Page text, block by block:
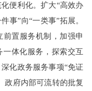
便利化。扩大“高效办
事”向“一类事”拓展。
置服务机制，加强申
一体化服务，探索交互
化政务服务事项“免证
政府内部可流转的批复